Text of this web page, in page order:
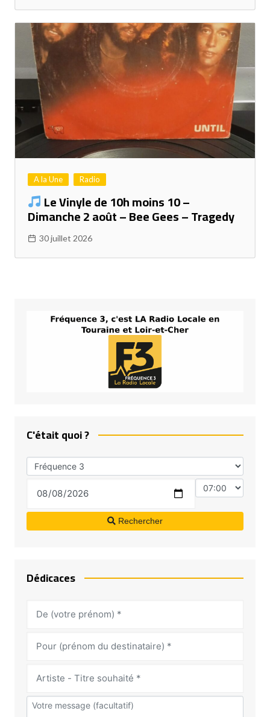
A la Une Radio
Le Vinyle de 10h moins 10 –
Dimanche 2 août – Bee Gees – Tragedy
30 juillet 2026
C'était quoi ?
Rechercher
Dédicaces